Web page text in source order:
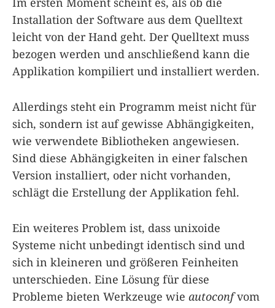
Installation der Software aus dem Quelltext
leicht von der Hand geht. Der Quelltext muss
bezogen werden und anschließend kann die
Applikation kompiliert und installiert werden.
Allerdings steht ein Programm meist nicht für
sich, sondern ist auf gewisse Abhängigkeiten,
wie verwendete Bibliotheken angewiesen.
Sind diese Abhängigkeiten in einer falschen
Version installiert, oder nicht vorhanden,
schlägt die Erstellung der Applikation fehl.
Ein weiteres Problem ist, dass unixoide
Systeme nicht unbedingt identisch sind und
sich in kleineren und größeren Feinheiten
unterschieden. Eine Lösung für diese
Probleme bieten Werkzeuge wie autoconfvom